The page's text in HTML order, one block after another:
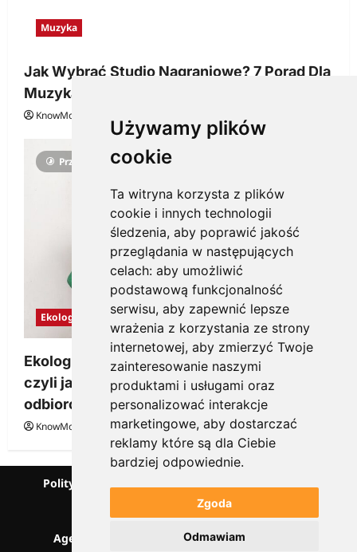
Używamy plików
cookie
Ta witryna korzysta z plików
cookie i innych technologii
śledzenia, aby poprawić jakość
przeglądania w następujących
celach: aby umożliwić
podstawową funkcjonalność
serwisu, aby zapewnić lepsze
wrażenia z korzystania ze strony
internetowej, aby zmierzyć Twoje
zainteresowanie naszymi
produktami i usługami oraz
personalizować interakcje
marketingowe, aby dostarczać
reklamy które są dla Ciebie
bardziej odpowiednie.
Zgoda
Odmawiam
Muzyka
Jak Wybrać Studio Nagraniowe? 7 Porad Dla
Muzyka
KnowMore.pl
Przeczytano 3 minut
Ekologia
Ekologiczne gadżety reklamowe dla firmy,
czyli jak wzbudzić zainteresowanie
odbiorców
KnowMore.pl 28 grudnia, 2025 0
Polityka prywatności
Słownik marketingowy
Blog o przedsiębiorczości
Agencja marketingowa Scorise
SentiSignal